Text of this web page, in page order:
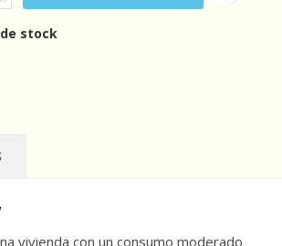
stock
vivienda con un consumo moderado